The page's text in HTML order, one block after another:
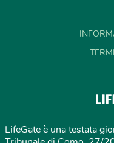
LifeGate è una testata